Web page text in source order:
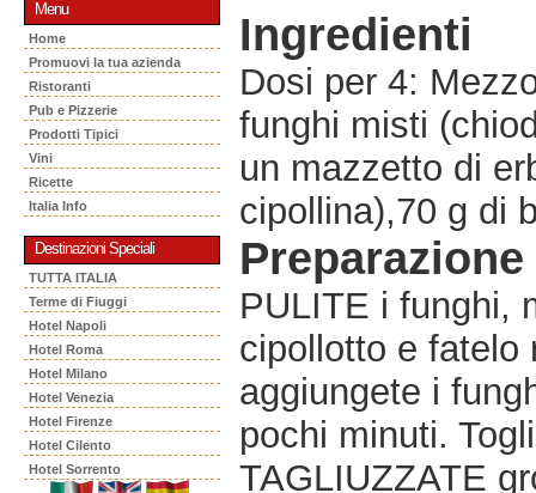
Menu
Home
Promuovi la tua azienda
Ristoranti
Pub e Pizzerie
Prodotti Tipici
Vini
Ricette
Italia Info
Destinazioni Speciali
TUTTA ITALIA
Terme di Fiuggi
Hotel Napoli
Hotel Roma
Hotel Milano
Hotel Venezia
Hotel Firenze
Hotel Cilento
Hotel Sorrento
Ingredienti
Dosi per 4:
funghi misti
un mazzetto di
cipollina),70 g di
Preparazione
PULITE i funghi,
cipollotto e fatelo
aggiungete i
pochi minuti.
TAGLIUZZATE